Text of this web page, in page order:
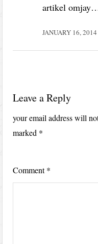
artikel
JANUARY 16,
Leave a Reply
your email address will
marked *
Comment*